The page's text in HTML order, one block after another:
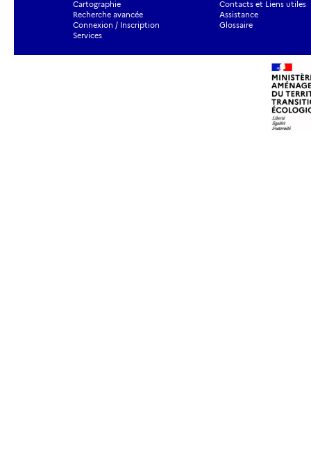
Cartographie
Recherche avancée
Connexion / Inscription
Services
Contacts et Liens utiles
Assistance
Glossaire